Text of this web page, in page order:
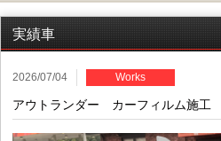
実績車
2026/07/04 Works
アウトランダー カーフィルム施工